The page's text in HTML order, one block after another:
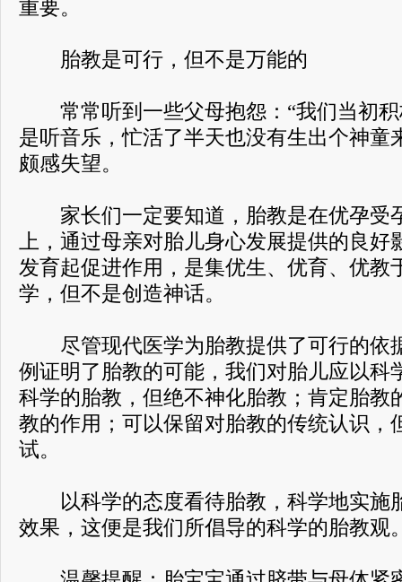
重要。
胎教是可行，但不是万能的
常常听到一些父母抱怨：“我们当初积
是听音乐，忙活了半天也没有生出个神童
颇感失望。
家长们一定要知道，胎教是在优孕受
上，通过母亲对胎儿身心发展提供的良好
发育起促进作用，是集优生、优育、优教
学，但不是创造神话。
尽管现代医学为胎教提供了可行的依
例证明了胎教的可能，我们对胎儿应以科
科学的胎教，但绝不神化胎教；肯定胎教
教的作用；可以保留对胎教的传统认识，
试。
以科学的态度看待胎教，科学地实施
效果，这便是我们所倡导的科学的胎教观